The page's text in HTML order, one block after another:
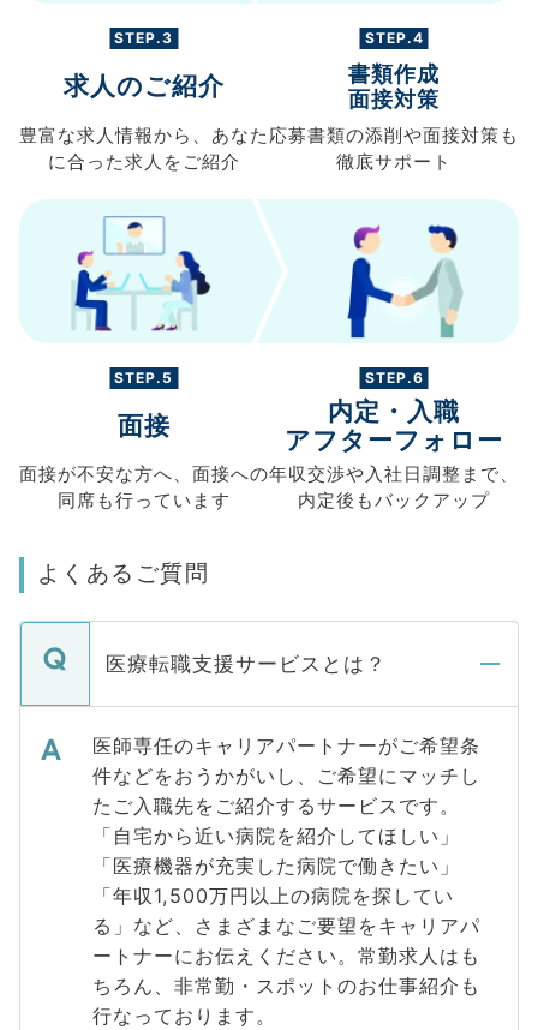
STEP.3
求人のご紹介
豊富な求人情報から、 あなた
に合った求人を ご紹介
STEP.4
書類作成
面接対策
応募書類の添削や面接対策も
徹底サポート
STEP.5
面接
面接が不安な方へ、 面接への
同席も行っています
STEP.6
内定・入職
アフターフォロー
年収交渉や入社日調整まで、
内定後もバックアップ
よくあるご質問
医療転職支援サービスとは？
医師専任のキャリアパートナーがご希望条
件などをおうかがいし、ご希望にマッチし
たご入職先をご紹介するサービスです。
「自宅から近い病院を紹介してほしい」
「医療機器が充実した病院で働きたい」
「年収1,500万円以上の病院を探してい
る」など、さまざまなご要望をキャリアパ
ートナーにお伝えください。常勤求人はも
ちろん、非常勤・スポットのお仕事紹介も
行なっております。